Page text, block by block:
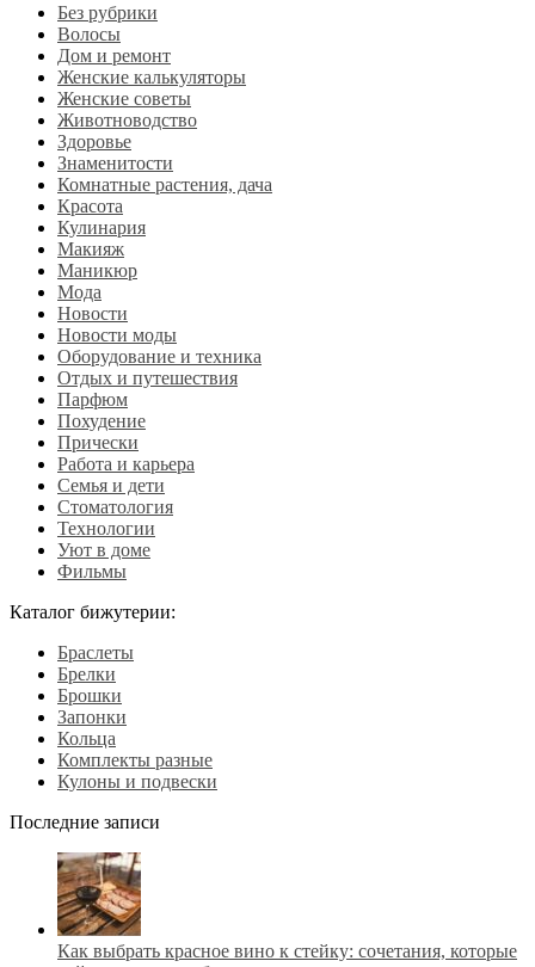
Без рубрики
Волосы
Дом и ремонт
Женские калькуляторы
Женские советы
Животноводство
Здоровье
Знаменитости
Комнатные растения, дача
Красота
Кулинария
Макияж
Маникюр
Мода
Новости
Новости моды
Оборудование и техника
Отдых и путешествия
Парфюм
Похудение
Прически
Работа и карьера
Семья и дети
Стоматология
Технологии
Уют в доме
Фильмы
Каталог бижутерии:
Браслеты
Брелки
Брошки
Запонки
Кольца
Комплекты разные
Кулоны и подвески
Последние записи
Как выбрать красное вино к стейку: сочетания, которые